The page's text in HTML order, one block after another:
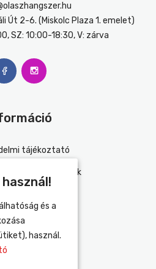
Út 2-6. (Miskolc Plaza 1. emelet)
SZ: 10:00-18:30, V: zárva
tájékoztató
feltételek
és fizetés
és a
használ.